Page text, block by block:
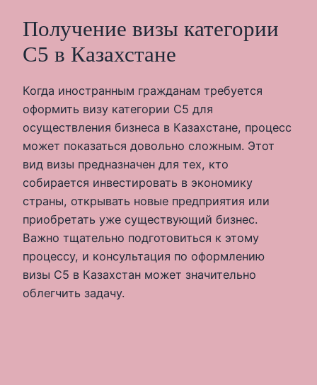
Получение визы категории
С5 в Казахстане
Когда иностранным гражданам требуется
оформить визу категории С5 для
осуществления бизнеса в Казахстане, процесс
может показаться довольно сложным. Этот
вид визы предназначен для тех, кто
собирается инвестировать в экономику
страны, открывать новые предприятия или
приобретать уже существующий бизнес.
Важно тщательно подготовиться к этому
процессу, и консультация по оформлению
визы C5 в Казахстан может значительно
облегчить задачу.